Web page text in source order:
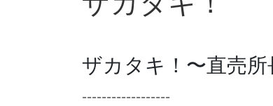
ザカタキ！〜直売
------------------